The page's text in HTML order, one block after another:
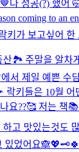
나 성공(?) 했어
coming to an
키가 보고싶어
산🏞️ 주말을 알차
서 제일 예쁜 수
락키들은 10월 어
요??🥰 저는 책
고 맛있는것도
있었어요🙈💖🗝️